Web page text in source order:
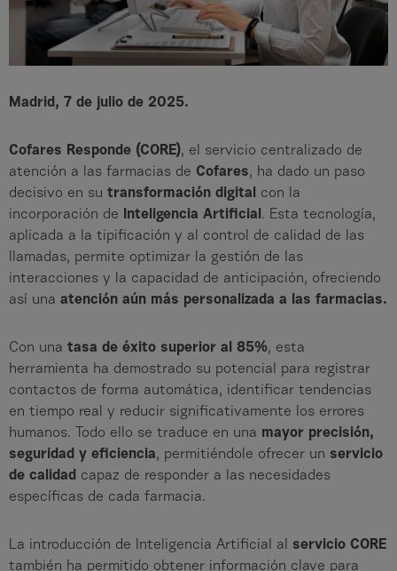
Madrid, 7 de julio de 2025.
Cofares Responde (CORE), el servicio centralizado de
atención a las farmacias de Cofares, ha dado un paso
decisivo en su transformación digital
con la
incorporación de
Inteligencia Artificial . Esta tecnología,
aplicada a la tipificación y al control de calidad de las
llamadas, permite optimizar la gestión de las
interacciones y la capacidad de anticipación, ofreciendo
así una atención aún más personalizada a las farmacias.
Con una tasa de éxito superior al 85%, esta
herramienta ha demostrado su potencial para registrar
contactos de forma automática, identificar tendencias
en tiempo real y reducir significativamente los errores
humanos. Todo ello se traduce en una mayor precisión,
seguridad y eficiencia, permitiéndole ofrecer un servicio
de calidad capaz de responder a las necesidades
específicas de cada farmacia.
La introducción de Inteligencia Artificial al servicio CORE
también ha permitido obtener información clave para